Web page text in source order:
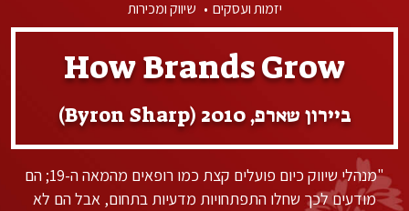
יזמות ועסקים שיווק ומכירות
How Brands Grow
ביירון שארפ, 2010 (Byron Sharp)
"מנהלי שיווק כיום פועלים קצת כמו רופאים מהמאה ה-19; הם
מודעים לכך שחלו התפתחויות מדעיות בתחום, אבל הם לא